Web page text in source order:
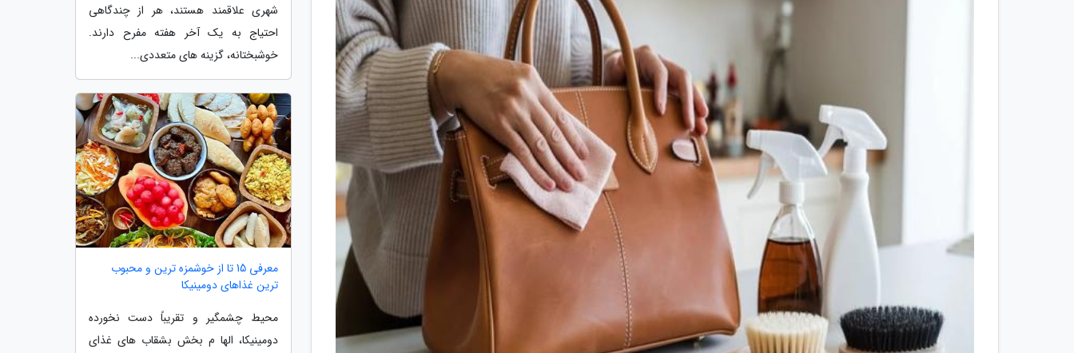
شهری علاقمند هستند، هر از چندگاهی
احتیاج به یک آخر هفته مفرح دارند.
خوشبختانه، گزینه های متعددی...
معرفی 15 تا از خوشمزه ترین و محبوب
ترین غذاهای دومینیکا
محیط چشمگیر و تقریباً دست نخورده
دومینیکا، الها م بخش بشقاب های غذای